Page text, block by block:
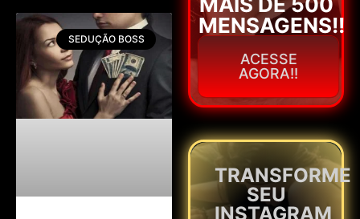
SEDUÇÃO BOSS
MENSAGENS!!
ACESSE
AGORA!!
TRANSFORME
SEU
INSTAGRAM